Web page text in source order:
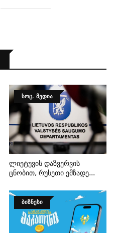
ᲡᲝᲪ. ᲛᲔᲓᲘᲐ
Ლიეტუვის Დაზვერვის
Ცნობით, Რუსეთი Ემზადე...
ᲑᲘᲖᲜᲔᲡᲘ